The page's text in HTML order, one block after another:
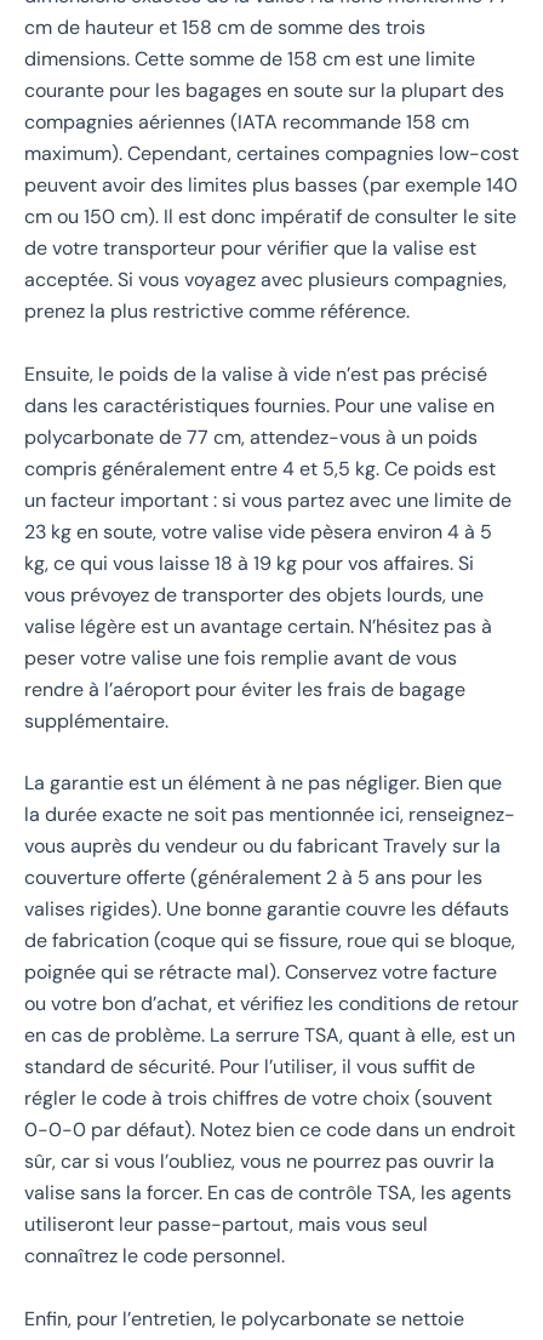
cm de hauteur et 158 cm de somme des trois
dimensions. Cette somme de 158 cm est une limite
courante pour les bagages en soute sur la plupart des
compagnies aériennes (IATA recommande 158 cm
maximum). Cependant, certaines compagnies low-cost
peuvent avoir des limites plus basses (par exemple 140
cm ou 150 cm). Il est donc impératif de consulter le site
de votre transporteur pour vérifier que la valise est
acceptée. Si vous voyagez avec plusieurs compagnies,
prenez la plus restrictive comme référence.
Ensuite, le poids de la valise à vide n’est pas précisé
dans les caractéristiques fournies. Pour une valise en
polycarbonate de 77 cm, attendez-vous à un poids
compris généralement entre 4 et 5,5 kg. Ce poids est
un facteur important : si vous partez avec une limite de
23 kg en soute, votre valise vide pèsera environ 4 à 5
kg, ce qui vous laisse 18 à 19 kg pour vos affaires. Si
vous prévoyez de transporter des objets lourds, une
valise légère est un avantage certain. N’hésitez pas à
peser votre valise une fois remplie avant de vous
rendre à l’aéroport pour éviter les frais de bagage
supplémentaire.
La garantie est un élément à ne pas négliger. Bien que
la durée exacte ne soit pas mentionnée ici, renseignez-
vous auprès du vendeur ou du fabricant Travely sur la
couverture offerte (généralement 2 à 5 ans pour les
valises rigides). Une bonne garantie couvre les défauts
de fabrication (coque qui se fissure, roue qui se bloque,
poignée qui se rétracte mal). Conservez votre facture
ou votre bon d’achat, et vérifiez les conditions de retour
en cas de problème. La serrure TSA, quant à elle, est un
standard de sécurité. Pour l’utiliser, il vous suffit de
régler le code à trois chiffres de votre choix (souvent
0-0-0 par défaut). Notez bien ce code dans un endroit
sûr, car si vous l’oubliez, vous ne pourrez pas ouvrir la
valise sans la forcer. En cas de contrôle TSA, les agents
utiliseront leur passe-partout, mais vous seul
connaîtrez le code personnel.
Enfin, pour l’entretien, le polycarbonate se nettoie